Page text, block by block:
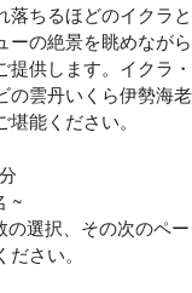
落ちるほどのイクラ
ーの絶景を眺めなが
供します。イクラ・
の雲丹いくら伊勢海
能ください。
~
選択、その次のペ
さい。